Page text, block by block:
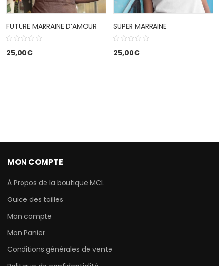
FUTURE MARRAINE D’AMOUR
25,00€
SUPER MARRAINE
25,00€
MON COMPTE
À Propos de la boutique MCL
Guide des tailles
Mon compte
Mon Panier
Conditions générales de vente